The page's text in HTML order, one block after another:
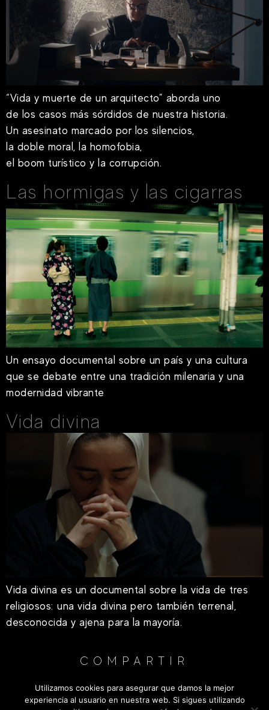
“Vida y muerte de un arquitecto” aborda uno
de los casos más sórdidos de nuestra historia.
Un asesinato marcado por los silencios,
la doble moral, la homofobia,
el boom turístico y la corrupción.
Las hormigas y las cigarras
Un ensayo documental sobre un país y una cultura
que se debate entre una tradición milenaria y una
modernidad vibrante
Vida divina
Vida divina es un documental sobre la vida de tres
religiosos: una vida divina pero también terrenal,
desconocida y ajena para la mayoría.
COMPARTIR
Cookies–Privacidad– Legal
Utilizamos cookies para asegurar que damos la mejor
experiencia al usuario en nuestra web. Si sigues utilizando